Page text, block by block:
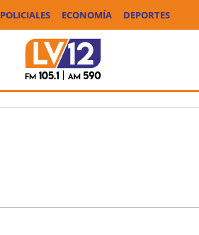
POLICIALES ECONOMÍA DEPORTES